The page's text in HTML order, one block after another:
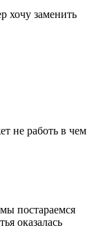
хочу заменить
не работь в чем
постараемся
оказалась